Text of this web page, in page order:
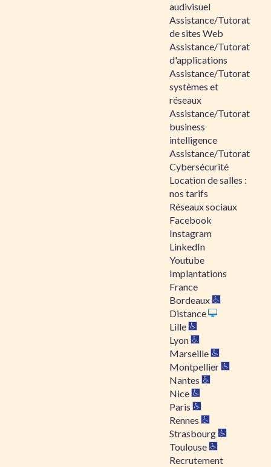
audivisuel
Assistance/Tutorat
de sites Web
Assistance/Tutorat
d'applications
Assistance/Tutorat
systèmes et
réseaux
Assistance/Tutorat
business
intelligence
Assistance/Tutorat
Cybersécurité
Location de salles :
nos tarifs
Réseaux sociaux
Facebook
Instagram
LinkedIn
Youtube
Implantations
France
Bordeaux
Distance
Lille
Lyon
Marseille
Montpellier
Nantes
Nice
Paris
Rennes
Strasbourg
Toulouse
Recrutement